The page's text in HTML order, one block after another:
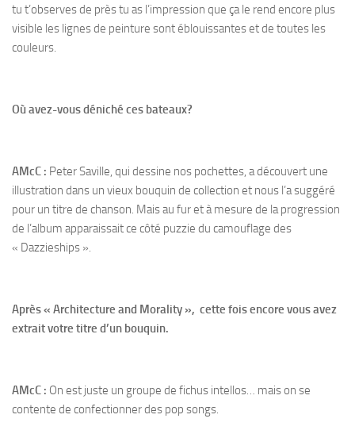
tu t’observes de près tu as l’impression que ça le rend encore plus
visible les lignes de peinture sont éblouissantes et de toutes les
couleurs.
Où avez-vous déniché ces bateaux?
AMcC : Peter Saville, qui dessine nos pochettes, a découvert une
illustration dans un vieux bouquin de collection et nous l’a suggéré
pour un titre de chanson. Mais au fur et à mesure de la progression
de l’album apparaissait ce côté puzzie du camouflage des
« Dazzieships ».
Après « Architecture and Morality », cette fois encore vous avez
extrait votre titre d’un bouquin.
AMcC : On est juste un groupe de fichus intellos… mais on se
contente de confectionner des pop songs.